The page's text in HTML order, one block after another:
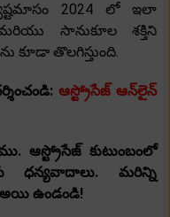
2024 లో ఇలా
సానుకూల శక్తిని
కూడా తొలగిస్తుంది.
ఆస్ట్రోసేజ్ ఆన్‌లైన్
ఆస్ట్రోసేజ్ కుటుంబంలో
ధన్యవాదాలు. మరిన్ని
అయి ఉండండి!